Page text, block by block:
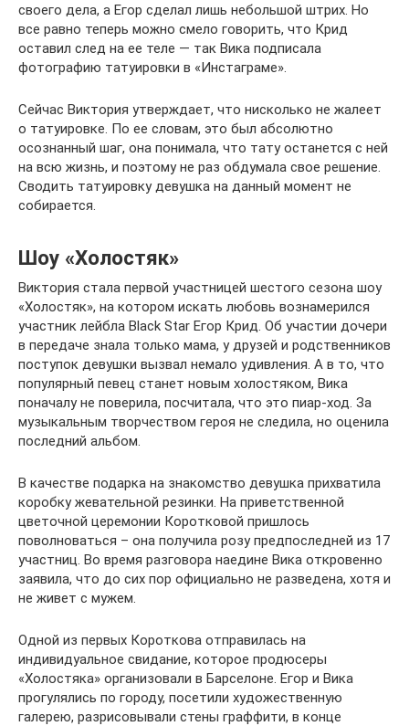
своего дела, а Егор сделал лишь небольшой штрих. Но
все равно теперь можно смело говорить, что Крид
оставил след на ее теле — так Вика подписала
фотографию татуировки в «Инстаграме».
Сейчас Виктория утверждает, что нисколько не жалеет
о татуировке. По ее словам, это был абсолютно
осознанный шаг, она понимала, что тату останется с ней
на всю жизнь, и поэтому не раз обдумала свое решение.
Сводить татуировку девушка на данный момент не
собирается.
Шоу «Холостяк»
Виктория стала первой участницей шестого сезона шоу
«Холостяк», на котором искать любовь вознамерился
участник лейбла Black Star Егор Крид. Об участии дочери
в передаче знала только мама, у друзей и родственников
поступок девушки вызвал немало удивления. А в то, что
популярный певец станет новым холостяком, Вика
поначалу не поверила, посчитала, что это пиар-ход. За
музыкальным творчеством героя не следила, но оценила
последний альбом.
В качестве подарка на знакомство девушка прихватила
коробку жевательной резинки. На приветственной
цветочной церемонии Коротковой пришлось
поволноваться – она получила розу предпоследней из 17
участниц. Во время разговора наедине Вика откровенно
заявила, что до сих пор официально не разведена, хотя и
не живет с мужем.
Одной из первых Короткова отправилась на
индивидуальное свидание, которое продюсеры
«Холостяка» организовали в Барселоне. Егор и Вика
прогулялись по городу, посетили художественную
галерею, разрисовывали стены граффити, в конце